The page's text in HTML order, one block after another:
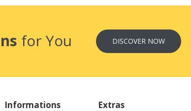
for You DISCOVER NOW
Informations Extras